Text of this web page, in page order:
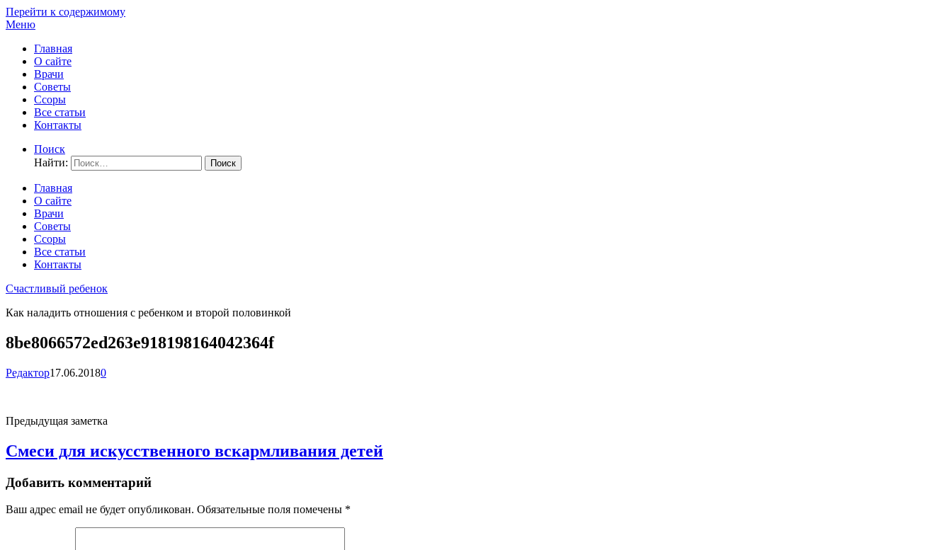
Перейти к содержимому
Меню
Главная
О сайте
Врачи
Советы
Ссоры
Все статьи
Контакты
Поиск
Найти:
Главная
О сайте
Врачи
Советы
Ссоры
Все статьи
Контакты
Счастливый ребенок
Как наладить отношения с ребенком и второй половинкой
8be8066572ed263e918198164042364f
Редактор17.06.20180
Предыдущая заметка
Смеси для искусственного вскармливания детей
Добавить комментарий
Ваш адрес email не будет опубликован. Обязательные поля помечены *